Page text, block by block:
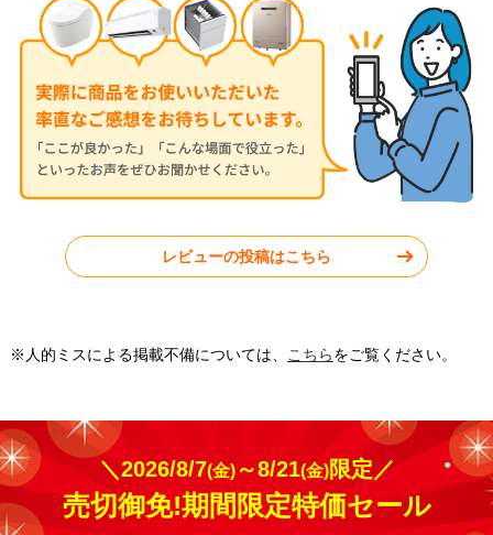
東芝 ルームエアコン RAS-
2515TM-W
東京都杉並区
東芝 ルームエアコン RAS-
2214TM
福岡県福岡市
工事実績をもっと見る
レビューの投稿はこちら
※人的ミスによる掲載不備については、 こちらをご覧ください。
＼2026/8/7(金)～8/21(金)限定／
売切御免!期間限定特価セール